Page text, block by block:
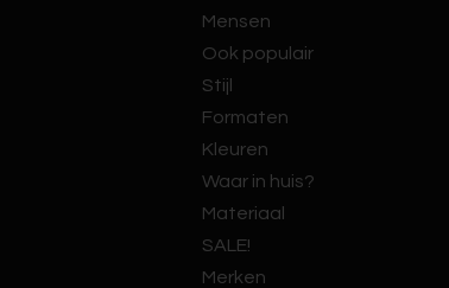
Mensen
Ook populair
Stijl
Formaten
Kleuren
Waar in huis?
Materiaal
SALE!
Merken